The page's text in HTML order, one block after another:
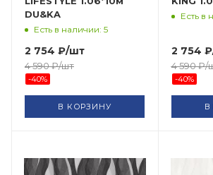
DU&KA
Есть в наличии: 5
2 754 ₽/шт
4 590₽/шт
-40%
В КОРЗИНУ
Есть в
2 754 ₽
4 590₽/
-40%
В